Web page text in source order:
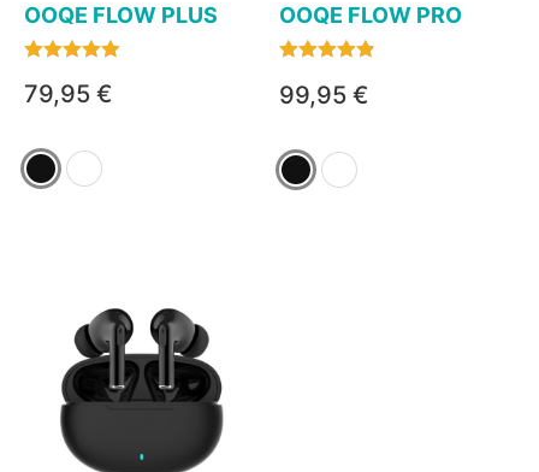
OOQE FLOW PLUS
Bewertet
mit
79,95 €
OOQE FLOW PRO
Bewertet
mit
99,95€